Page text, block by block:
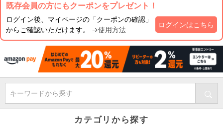
既存会員の方にもクーポンをプレゼント！
ログイン後、マイページの「クーポンの確認」
からご確認いただけます。 →使用方法
ログインはこちら
キーワードから探す
カテゴリから探す